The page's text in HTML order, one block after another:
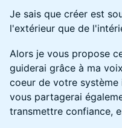
Je sais que créer est
l'extérieur que de
Alors je vous propose
guiderai grâce à ma
coeur de votre
vous partagerai
transmettre confiance,